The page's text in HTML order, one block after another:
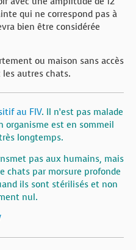
qui ne correspond pas à
bien être considérée
ou maison sans accès
autres chats.
au FIV. Il n’est pas malade
organisme est en sommeil
longtemps.
pas aux humains, mais
chats par morsure profonde
ils sont stérilisés et non
nul.